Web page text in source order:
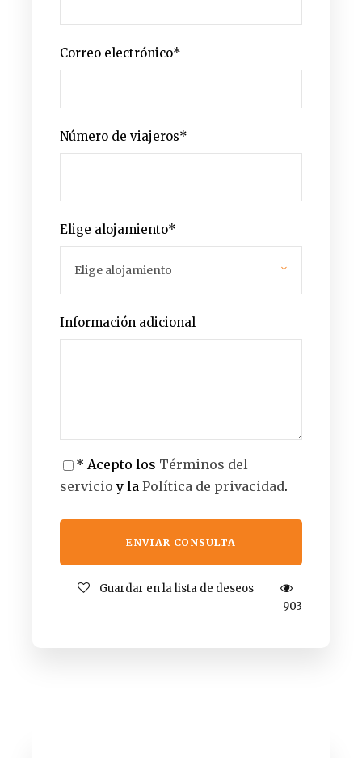
Correo electrónico*
Número de viajeros*
Elige alojamiento*
Información adicional
* Acepto los Términos del
servicio y la Política de privacidad.
Guardar en la lista de deseos
903